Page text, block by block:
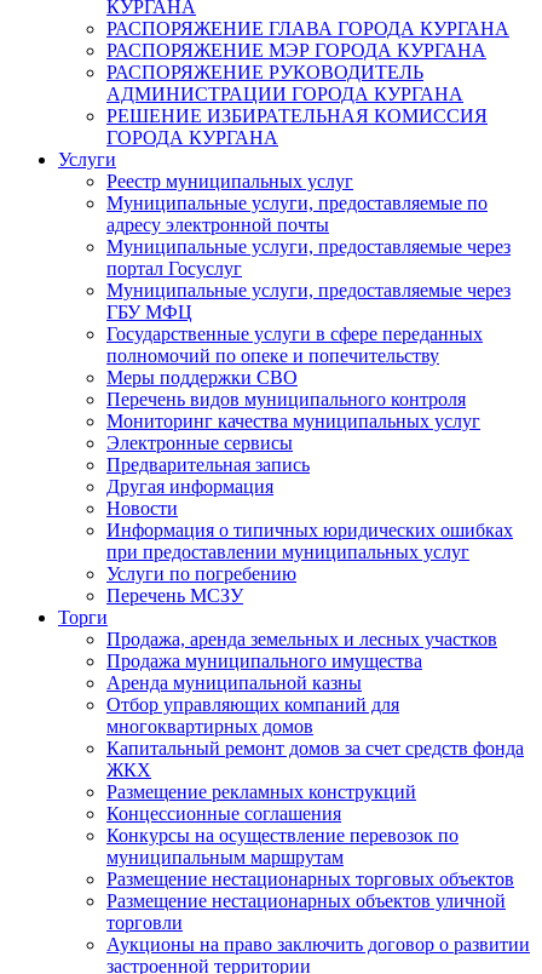
КУРГАНА
РАСПОРЯЖЕНИЕ ГЛАВА ГОРОДА КУРГАНА
РАСПОРЯЖЕНИЕ МЭР ГОРОДА КУРГАНА
РАСПОРЯЖЕНИЕ РУКОВОДИТЕЛЬ
АДМИНИСТРАЦИИ ГОРОДА КУРГАНА
РЕШЕНИЕ ИЗБИРАТЕЛЬНАЯ КОМИССИЯ
ГОРОДА КУРГАНА
Услуги
Реестр муниципальных услуг
Муниципальные услуги, предоставляемые по
адресу электронной почты
Муниципальные услуги, предоставляемые через
портал Госуслуг
Муниципальные услуги, предоставляемые через
ГБУ МФЦ
Государственные услуги в сфере переданных
полномочий по опеке и попечительству
Меры поддержки СВО
Перечень видов муниципального контроля
Мониторинг качества муниципальных услуг
Электронные сервисы
Предварительная запись
Другая информация
Новости
Информация о типичных юридических ошибках
при предоставлении муниципальных услуг
Услуги по погребению
Перечень МСЗУ
Торги
Продажа, аренда земельных и лесных участков
Продажа муниципального имущества
Аренда муниципальной казны
Отбор управляющих компаний для
многоквартирных домов
Капитальный ремонт домов за счет средств фонда
ЖКХ
Размещение рекламных конструкций
Концессионные соглашения
Конкурсы на осуществление перевозок по
муниципальным маршрутам
Размещение нестационарных торговых объектов
Размещение нестационарных объектов уличной
торговли
Аукционы на право заключить договор о развитии
застроенной территории